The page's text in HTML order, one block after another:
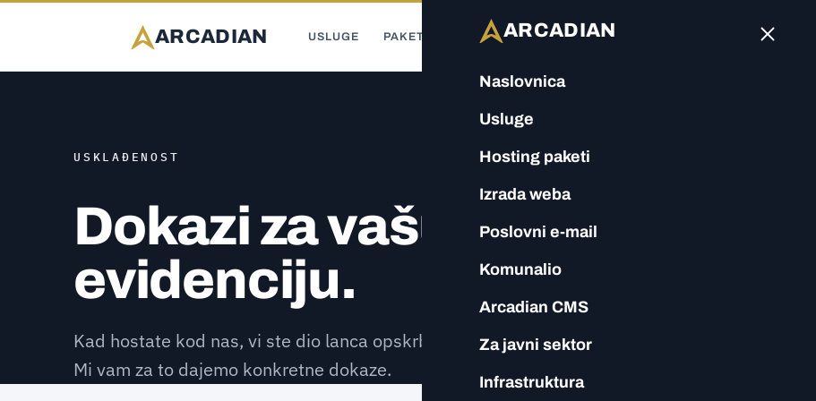
ARCADIAN USLUGE PAKETI WEB E-MAIL KOMUNALIO JAVNI SEKTOR
ARCADIAN
Naslovnica
Usluge
Hosting paketi
Izrada weba
Poslovni e-mail
Komunalio
Arcadian CMS
Za javni sektor
Infrastruktura
USKLAĐENOST
Dokazi za vašu
evidenciju.
Kad hostate kod nas, vi ste dio lanca opskrbe koji morate dokumentirati.
Mi vam za to dajemo konkretne dokaze.